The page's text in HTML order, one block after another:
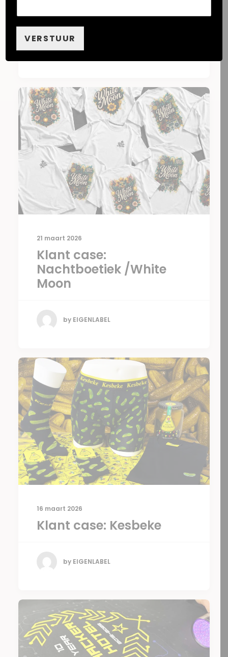
Museum
by EIGENLABEL
21 maart 2026
Klant case:
Nachtboetiek /White
Moon
by EIGENLABEL
16 maart 2026
Klant case: Kesbeke
by EIGENLABEL
VERSTUUR